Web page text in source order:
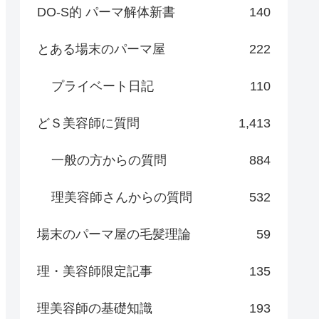
DO-S的 パーマ解体新書 140
とある場末のパーマ屋 222
プライベート日記 110
どＳ美容師に質問 1,413
一般の方からの質問 884
理美容師さんからの質問 532
場末のパーマ屋の毛髪理論 59
理・美容師限定記事 135
理美容師の基礎知識 193